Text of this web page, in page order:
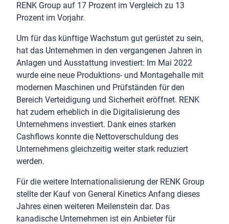
RENK Group auf 17 Prozent im Vergleich zu 13
Prozent im Vorjahr.
Um für das künftige Wachstum gut gerüstet zu sein,
hat das Unternehmen in den vergangenen Jahren in
Anlagen und Ausstattung investiert: Im Mai 2022
wurde eine neue Produktions- und Montagehalle mit
modernen Maschinen und Prüfständen für den
Bereich Verteidigung und Sicherheit eröffnet. RENK
hat zudem erheblich in die Digitalisierung des
Unternehmens investiert. Dank eines starken
Cashflows konnte die Nettoverschuldung des
Unternehmens gleichzeitig weiter stark reduziert
werden.
Für die weitere Internationalisierung der RENK Group
stellte der Kauf von General Kinetics Anfang dieses
Jahres einen weiteren Meilenstein dar. Das
kanadische Unternehmen ist ein Anbieter für